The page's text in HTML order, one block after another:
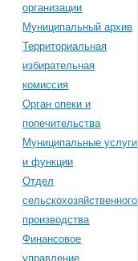
организации
Муниципальный архив
Территориальная
избирательная
комиссия
Орган опеки и
попечительства
Муниципальные услуги
и функции
Отдел
сельскохозяйственного
производства
Финансовое
управление